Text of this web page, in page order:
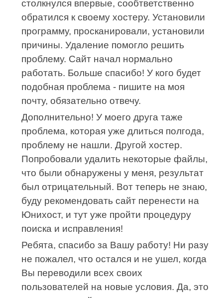
столкнулся впервые, сообтветственно
обратился к своему хостеру. Установили
программу, просканировали, установили
причины. Удаление помогло решить
проблему. Сайт начал нормально
работать. Больше спасибо! У кого будет
подобная проблема - пишите на моя
почту, обязательно отвечу.
Дополнительно! У моего друга таже
проблема, которая уже длиться полгода,
проблему не нашли. Другой хостер.
Попробовали удалить некоторые файлы,
что были обнаружены у меня, результат
был отрицательный. Вот теперь не знаю,
буду рекомендовать сайт перенести на
Юнихост, и тут уже пройти процедуру
поиска и исправления!
Ребята, спасибо за Вашу работу! Ни разу
не пожалел, что остался и не ушел, когда
Вы переводили всех своих
пользователей на новые условия. Да, это